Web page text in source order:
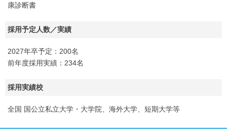
康診断書
採用予定人数／実績
2027年卒予定：200名
前年度採用実績：234名
採用実績校
全国 国公立私立大学・大学院、海外大学、短期大学等